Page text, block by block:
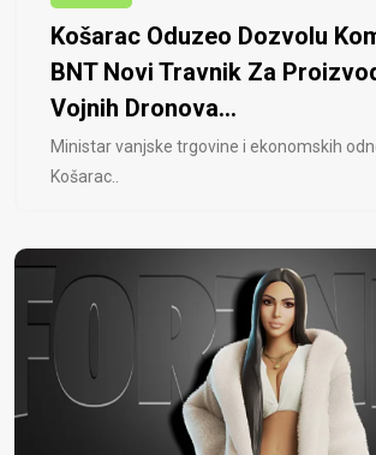
Košarac Oduzeo Dozvolu
BNT Novi Travnik Za
Vojnih Dronova...
Ministar vanjske trgovine i ekonomskih
Košarac..